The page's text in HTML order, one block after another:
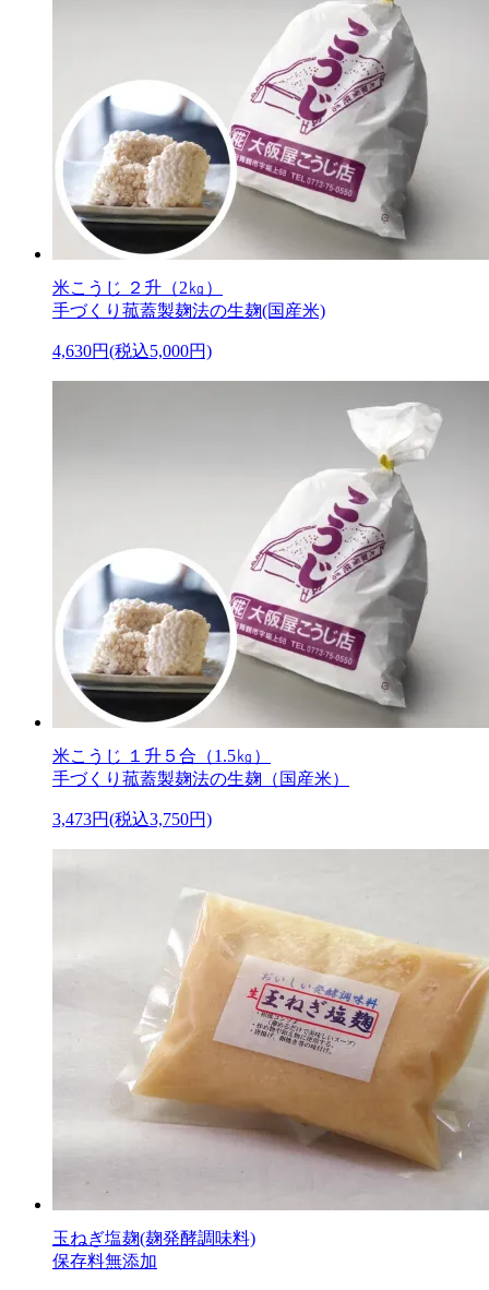
米こうじ ２升（2㎏）
手づくり菰蓋製麹法の生麹(国産米)
4,630円(税込5,000円)
米こうじ １升５合（1.5㎏）
手づくり菰蓋製麹法の生麹（国産米）
3,473円(税込3,750円)
玉ねぎ塩麹(麹発酵調味料)
保存料無添加